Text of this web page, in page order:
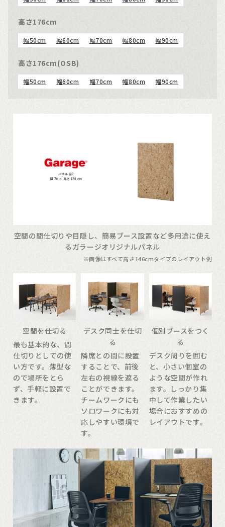
高さ176cm
幅50cm 幅60cm 幅70cm 幅80cm 幅90cm
高さ176cm(OSB)
幅50cm 幅60cm 幅70cm 幅80cm 幅90cm
空間の間仕切りや目隠し、簡易ブース設置など多用途に使え
るガラージオリジナルパネル
※画像はすべて高さ146cmタイプのレイアウト例
空間を仕切る
最も基本的な、間
仕切りとしての使
い方です。薄型な
ので場所をとら
ず、手軽に設置で
きます。
デスク同士を仕切
る
隣席との間に設置
することで、前後
左右の視線を遮る
ことができます。
チームワークにも
ソロワークにも対
応しやすい環境で
す。
個別ブースをつく
る
デスク周りを囲む
と、小さい個室の
ような空間が作れ
ます。しっかり集
中して作業したい
場合におすすめの
レイアウトです。